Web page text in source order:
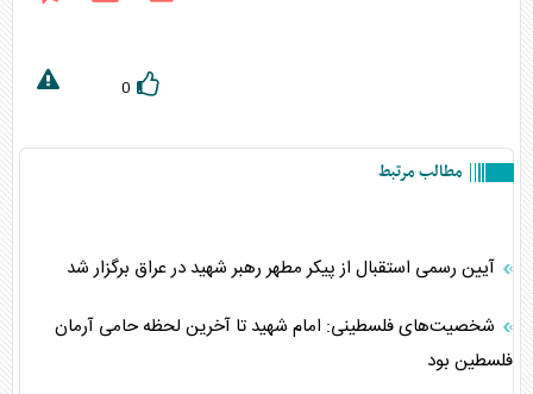
0
مطالب مرتبط
آیین رسمی استقبال از پیکر مطهر رهبر شهید در عراق برگزار شد
شخصیت‌های فلسطینی: امام شهید تا آخرین لحظه حامی آرمان
فلسطین بود